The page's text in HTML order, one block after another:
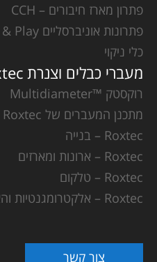
פתרון מארז חיבורים – CCH
פתרונות אוניברסליים Plug & Play
כלי ניקוי
מעברי כבלים וצנרת Roxtec
רוקסטק ™Multidiameter
מתכנן המעברים של Roxtec
Roxtec – בנייה
Roxtec – ארונות ומארזים
Roxtec – טלקום
Roxtec – אלקטרומגנטיות והארקה
צור קשר